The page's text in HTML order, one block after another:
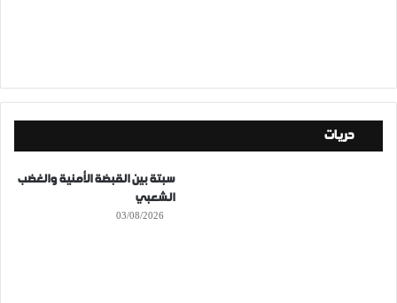
حريات
سبتة بين القبضة الأمنية والغضب
الشعبي
03/08/2026